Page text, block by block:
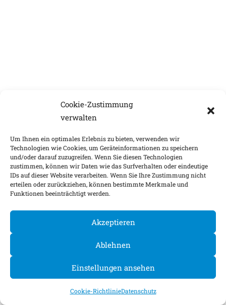
Cookie-Zustimmung
verwalten
Um Ihnen ein optimales Erlebnis zu bieten, verwenden wir
Technologien wie Cookies, um Geräteinformationen zu speichern
und/oder darauf zuzugreifen. Wenn Sie diesen Technologien
zustimmen, können wir Daten wie das Surfverhalten oder eindeutige
IDs auf dieser Website verarbeiten. Wenn Sie Ihre Zustimmung nicht
erteilen oder zurückziehen, können bestimmte Merkmale und
Funktionen beeinträchtigt werden.
Akzeptieren
Ablehnen
Einstellungen ansehen
Cookie-RichtlinieDatenschutz